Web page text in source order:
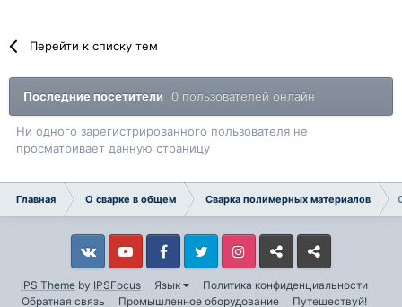
Перейти к списку тем
Последние посетители 0 пользователей онлайн
Ни одного зарегистрированного пользователя не
просматривает данную страницу
Главная О сварке в общем Сварка полимерных материалов
IPS Theme by IPSFocus Язык
Политика конфиденциальности
Обратная связь
Промышленное оборудование Путешествуй!
VkontakteYouTube FacebookTwitter InstagramLivejournalOdnoklassniki